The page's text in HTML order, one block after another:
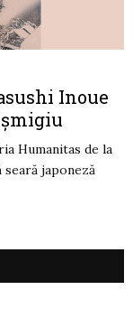
Inoue
Humanitas de la
seară japoneză